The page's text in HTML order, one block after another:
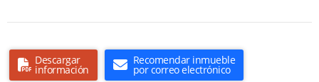
Descargar
información
Recomendar inmueble
por correo electrónico